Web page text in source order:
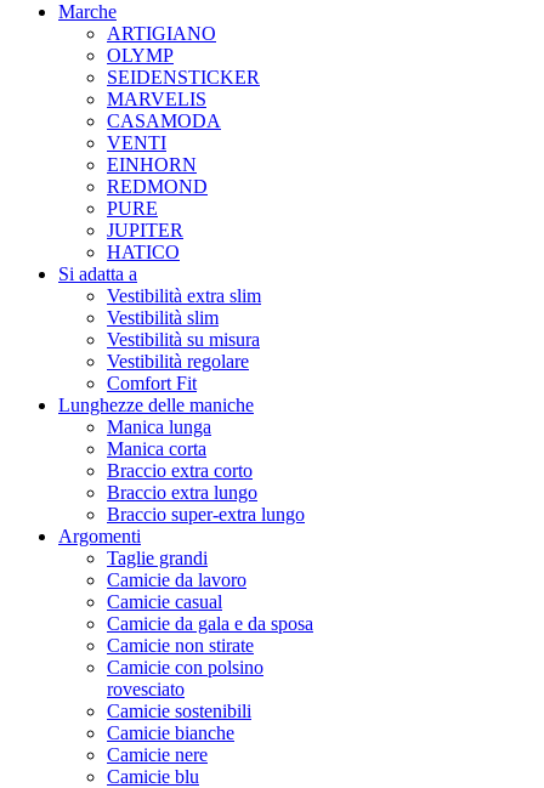
Marche
ARTIGIANO
OLYMP
SEIDENSTICKER
MARVELIS
CASAMODA
VENTI
EINHORN
REDMOND
PURE
JUPITER
HATICO
Si adatta a
Vestibilità extra slim
Vestibilità slim
Vestibilità su misura
Vestibilità regolare
Comfort Fit
Lunghezze delle maniche
Manica lunga
Manica corta
Braccio extra corto
Braccio extra lungo
Braccio super-extra lungo
Argomenti
Taglie grandi
Camicie da lavoro
Camicie casual
Camicie da gala e da sposa
Camicie non stirate
Camicie con polsino
rovesciato
Camicie sostenibili
Camicie bianche
Camicie nere
Camicie blu